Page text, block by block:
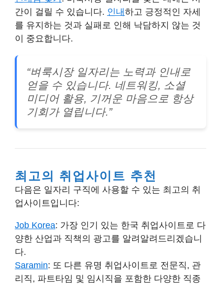
간이 걸릴 수 있습니다. 인내 하고 긍정적인 자세
를 유지하는 것과 실패로 인해 낙담하지 않는 것
이 중요합니다.
“벼룩시장 일자리는 노력과 인내로
얻을 수 있습니다. 네트워킹, 소셜
미디어 활용, 기꺼운 마음으로 항상
기회가 열립니다.”
최고의 취업사이트 추천
다음은 일자리 구직에 사용할 수 있는 최고의 취
업사이트입니다:
Job Korea: 가장 인기 있는 한국 취업사이트로 다
양한 산업과 직책의 광고를 알려알려드리겠습니
다.
Saramin: 또 다른 유명 취업사이트로 전문직, 관
리직, 파트타임 및 임시직을 포함한 다양한 직종